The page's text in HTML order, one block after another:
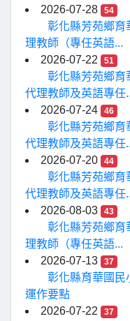
2026-07-28
54
彰化縣芳苑鄉育
理教師（專任英語...
2026-07-22
51
彰化縣芳苑鄉育
代理教師及英語專任
2026-07-24
46
彰化縣芳苑鄉育
代理教師及英語專任
2026-07-20
44
彰化縣芳苑鄉育
代理教師及英語專任
2026-08-03
43
彰化縣芳苑鄉育
理教師（專任英語...
2026-07-13
37
彰化縣育華國民
運作要點
2026-07-22
37